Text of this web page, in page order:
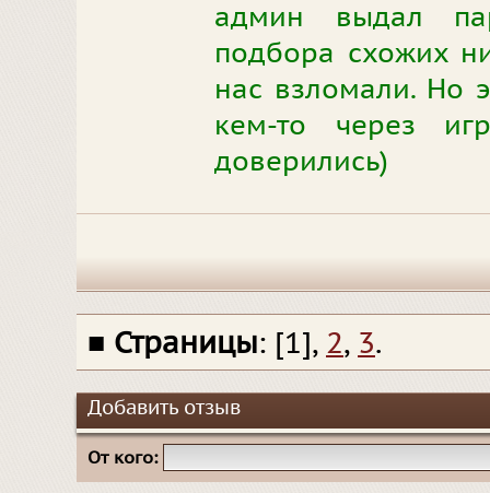
админ выдал
подбора схожих
нас взломали. Но
кем-то через
доверились)
■ Страницы: [1], 2, 3.
Добавить отзыв
От кого: